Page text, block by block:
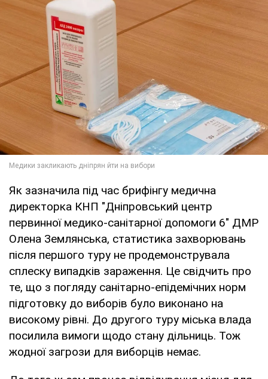
Як зазначила під час брифінгу медична
директорка КНП "Дніпровський центр
первинної медико-санітарної допомоги 6" ДМР
Олена Землянська, статистика захворювань
після першого туру не продемонструвала
сплеску випадків зараження. Це свідчить про
те, що з погляду санітарно-епідемічних норм
підготовку до виборів було виконано на
високому рівні. До другого туру міська влада
посилила вимоги щодо стану дільниць. Тож
жодної загрози для виборців немає.